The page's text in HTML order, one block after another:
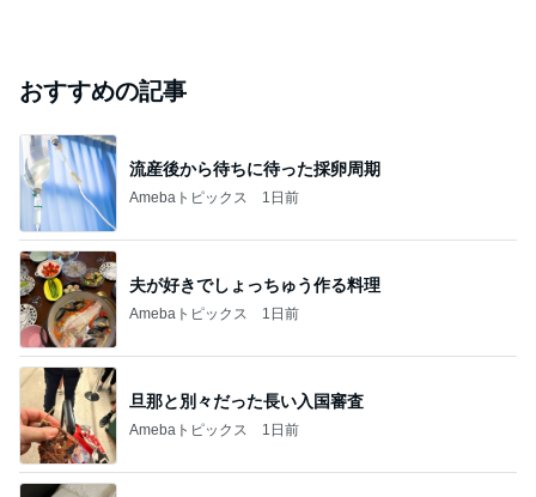
おすすめの記事
流産後から待ちに待った採卵周期
Amebaトピックス 1日前
夫が好きでしょっちゅう作る料理
Amebaトピックス 1日前
旦那と別々だった長い入国審査
Amebaトピックス 1日前